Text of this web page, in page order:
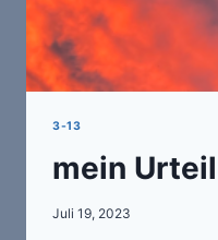
3-13
mein
Juli 19, 2023